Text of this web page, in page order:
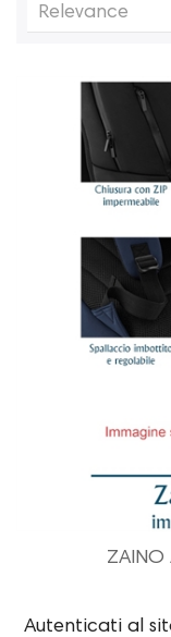
Relevance
ZAINO
Autenticati al